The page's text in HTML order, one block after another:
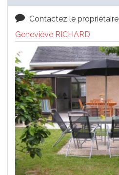
Contactez le propriétaire
Geneviève RICHARD